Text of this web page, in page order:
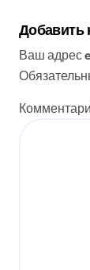
Добавить
Ваш адрес